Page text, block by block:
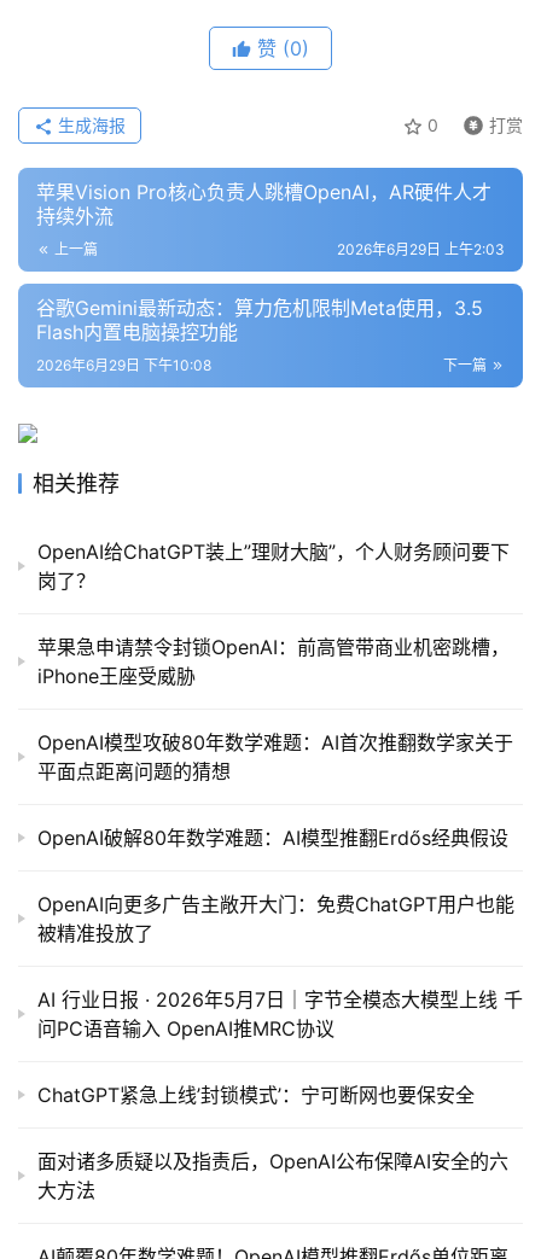
型
框
架
告
赞 (0)
0 打赏
生成海报
苹果Vision Pro核心负责人跳槽OpenAI，AR硬件人才
持续外流
上一篇 2026年6月29日 上午2:03
谷歌Gemini最新动态：算力危机限制Meta使用，3.5
Flash内置电脑操控功能
下一篇
2026年6月29日 下午10:08
相关推荐
OpenAI给ChatGPT装上”理财大脑”，个人财务顾问要下
岗了？
苹果急申请禁令封锁OpenAI：前高管带商业机密跳槽，
iPhone王座受威胁
OpenAI模型攻破80年数学难题：AI首次推翻数学家关于
平面点距离问题的猜想
OpenAI破解80年数学难题：AI模型推翻Erdős经典假设
OpenAI向更多广告主敞开大门：免费ChatGPT用户也能
被精准投放了
AI 行业日报 · 2026年5月7日｜字节全模态大模型上线 千
问PC语音输入 OpenAI推MRC协议
ChatGPT紧急上线’封锁模式’：宁可断网也要保安全
面对诸多质疑以及指责后，OpenAI公布保障AI安全的六
大方法